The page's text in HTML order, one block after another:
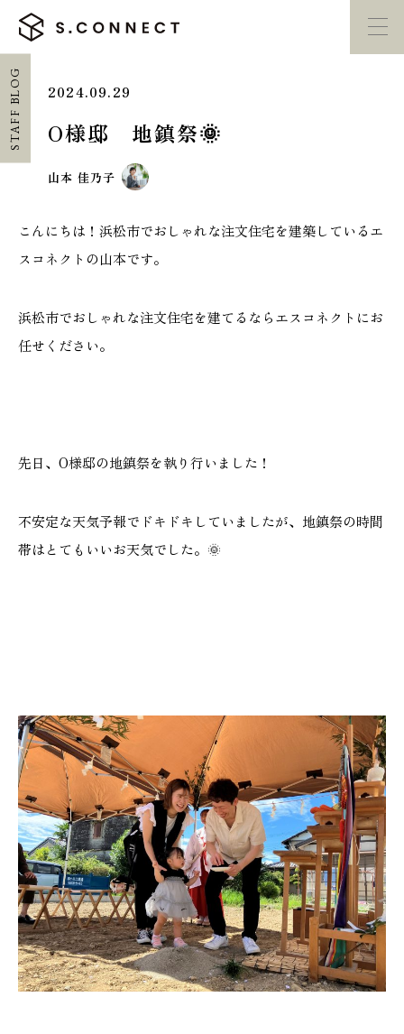
HOME
ホーム
CONCEPT
エスコネについて
STAFF BLOG
ACCESS MAP
アクセスマップ
プライバシーポリシー
家づくり勉強会
本社
053-488-5127
10:00〜19:00 水曜定休
浜松店
053-430-5123
10:00〜19:00 水曜定休
STAFF BLOG 2024.09.29
O様邸 地鎮祭🌞
山本 佳乃子
こんにちは！浜松市でおしゃれな注文住宅を建築しているエ
スコネクトの山本です。
浜松市でおしゃれな注文住宅を建てるならエスコネクトにお
任せください。
先日、O様邸の地鎮祭を執り行いました！
不安定な天気予報でドキドキしていましたが、地鎮祭の時間
帯はとてもいいお天気でした。🌞